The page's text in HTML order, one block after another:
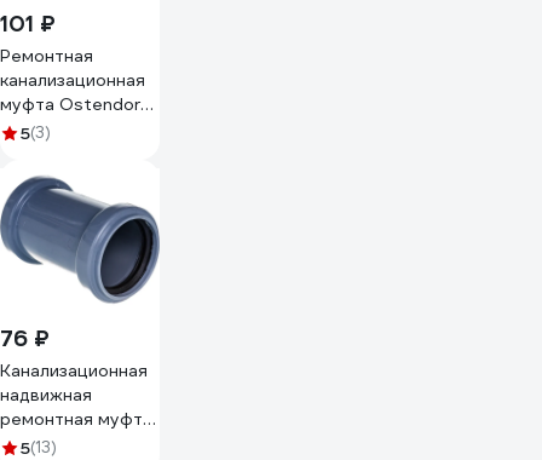
101 ₽
Ремонтная
канализационная
муфта Ostendorf
белая 32 мм
5(3)
76 ₽
Канализационная
надвижная
ремонтная муфта
RTP 50 мм, серая
5(13)